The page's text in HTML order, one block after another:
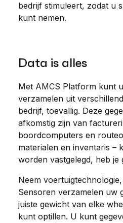
bedrijf stimuleert, zodat u
kunt nemen.
Data is alles
Met AMCS Platform kunt
verzamelen uit
bedrijf, toevallig. Deze
afkomstig zijn van
boordcomputers en
materialen en inventaris –
worden vastgelegd, heb je
Neem
Sensoren verzamelen uw
juiste gewicht van elke
kunt optillen. U kunt